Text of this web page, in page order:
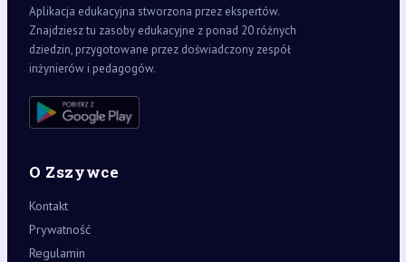
Aplikacja edukacyjna stworzona przez ekspertów.
Znajdziesz tu zasoby edukacyjne z ponad 20 różnych
dziedzin, przygotowane przez doświadczony zespół
inżynierów i pedagogów.
O Zszywce
Kontakt
Prywatność
Regulamin